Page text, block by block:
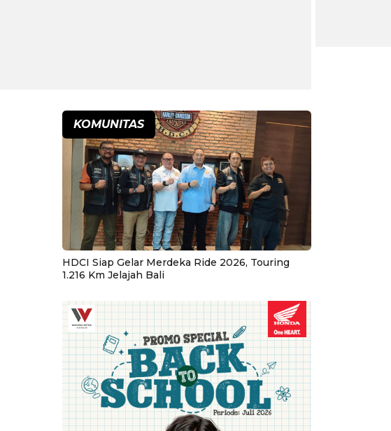
KOMUNITAS
HDCI Siap Gelar Merdeka Ride 2026, Touring
1.216 Km Jelajah Bali